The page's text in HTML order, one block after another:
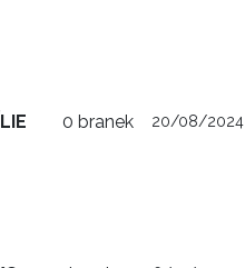
0 branek 20/08/2024